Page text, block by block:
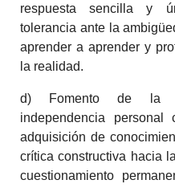
respuesta sencilla y
tolerancia ante la
aprender a aprender y
la realidad.
d) Fomento de la
independencia
adquisición de
crítica constructiva hacia
cuestionamiento